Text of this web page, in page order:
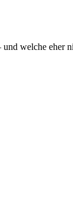
welche eher